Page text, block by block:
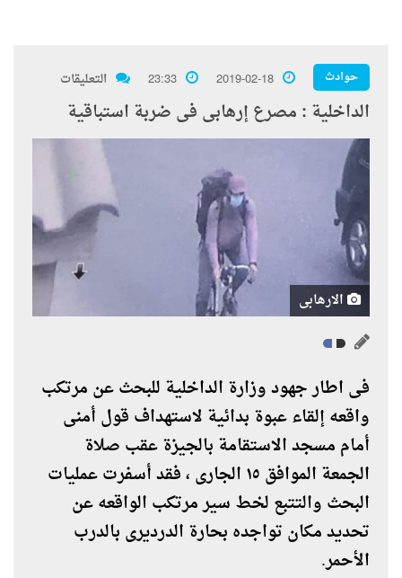
حوادث 2019-02-18
23:33 التعليقات
الداخلية : مصرع إرهابى فى ضربة استباقية
الارهابى
فى اطار جهود وزارة الداخلية للبحث عن مرتكب
واقعه إلقاء عبوة بدائية لاستهداف قول أمنى
أمام مسجد الاستقامة بالجيزة عقب صلاة
الجمعة الموافق ١٥ الجارى ، فقد أسفرت عمليات
البحث والتتبع لخط سير مرتكب الواقعه عن
تحديد مكان تواجده بحارة الدرديرى بالدرب
الأحمر.